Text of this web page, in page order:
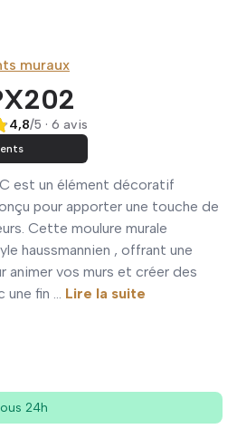
muraux
5
4,8/5 · 6 avis
est un élément décoratif
pour apporter une touche de
Cette moulure murale
haussmannien , offrant une
vos murs et créer des
fin ... Lire la suite
24h